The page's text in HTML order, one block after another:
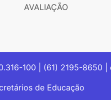
AVALIAÇÃO
100 | (61) 2195-8650 |
de Educação